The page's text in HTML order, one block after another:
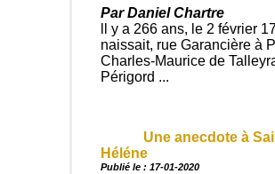
Par Daniel Chartre
ll y a 266 ans, le 2 février
naissait, rue Garancière à
Charles-Maurice de
Périgord ...
Une anecdote à
Héléne
Publié le : 17-01-2020